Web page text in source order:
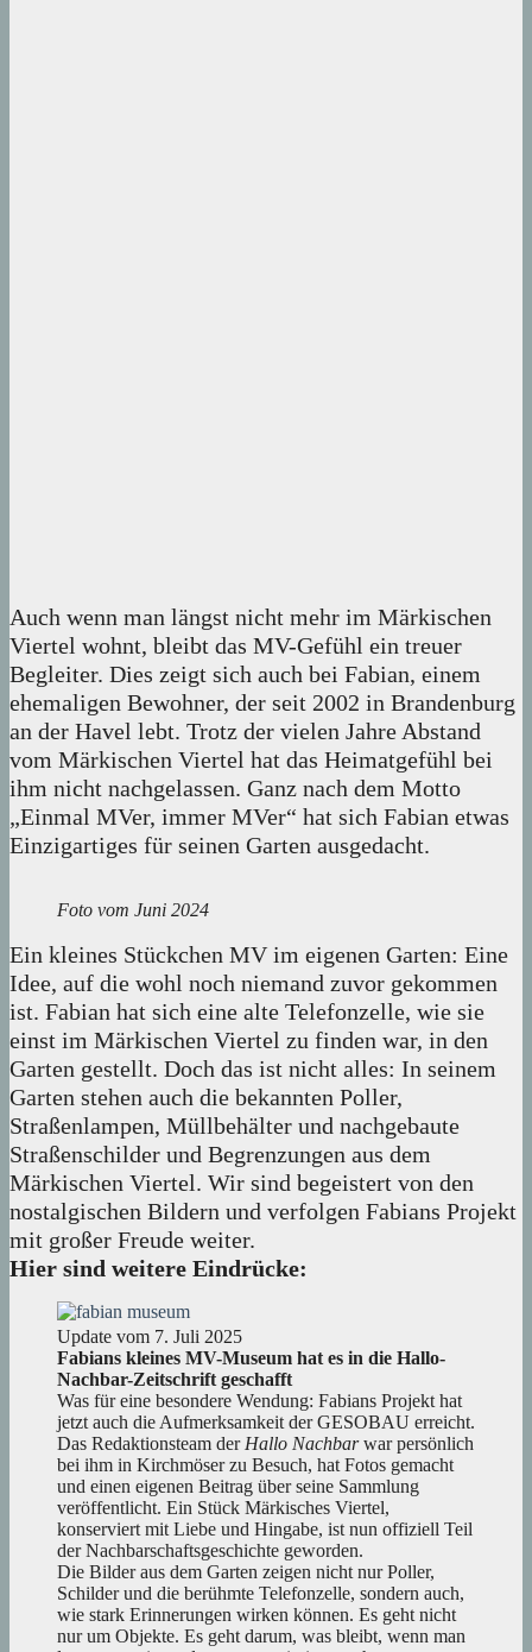
Auch wenn man längst nicht mehr im Märkischen
Viertel wohnt, bleibt das MV-Gefühl ein treuer
Begleiter. Dies zeigt sich auch bei Fabian, einem
ehemaligen Bewohner, der seit 2002 in Brandenburg
an der Havel lebt. Trotz der vielen Jahre Abstand
vom Märkischen Viertel hat das Heimatgefühl bei
ihm nicht nachgelassen. Ganz nach dem Motto
„Einmal MVer, immer MVer“ hat sich Fabian etwas
Einzigartiges für seinen Garten ausgedacht.
Foto vom Juni 2024
Ein kleines Stückchen MV im eigenen Garten: Eine
Idee, auf die wohl noch niemand zuvor gekommen
ist. Fabian hat sich eine alte Telefonzelle, wie sie
einst im Märkischen Viertel zu finden war, in den
Garten gestellt. Doch das ist nicht alles: In seinem
Garten stehen auch die bekannten Poller,
Straßenlampen, Müllbehälter und nachgebaute
Straßenschilder und Begrenzungen aus dem
Märkischen Viertel. Wir sind begeistert von den
nostalgischen Bildern und verfolgen Fabians Projekt
mit großer Freude weiter.
Hier sind weitere Eindrücke:
Update vom 7. Juli 2025
Fabians kleines MV-Museum hat es in die Hallo-
Nachbar-Zeitschrift geschafft
Was für eine besondere Wendung: Fabians Projekt hat
jetzt auch die Aufmerksamkeit der GESOBAU erreicht.
Das Redaktionsteam derHallo Nachbarwar persönlich
bei ihm in Kirchmöser zu Besuch, hat Fotos gemacht
und einen eigenen Beitrag über seine Sammlung
veröffentlicht. Ein Stück Märkisches Viertel,
konserviert mit Liebe und Hingabe, ist nun offiziell Teil
der Nachbarschaftsgeschichte geworden.
Die Bilder aus dem Garten zeigen nicht nur Poller,
Schilder und die berühmte Telefonzelle, sondern auch,
wie stark Erinnerungen wirken können. Es geht nicht
nur um Objekte. Es geht darum, was bleibt, wenn man